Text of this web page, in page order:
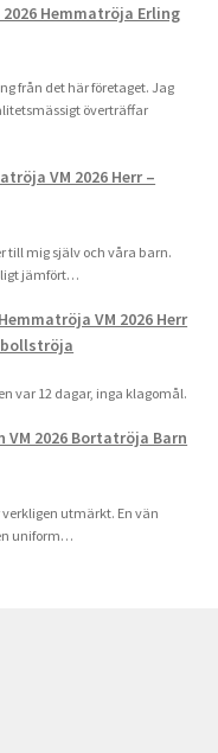
2026 Hemmatröja Erling
från det här företaget. Jag
överträffar
VM 2026 Herr –
till mig själv och våra barn.
jämfört…
VM 2026 Herr
var 12 dagar, inga klagomål.
VM 2026 Bortatröja Barn
utmärkt. En vän
uniform…